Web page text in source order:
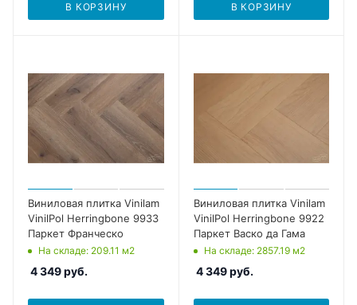
В КОРЗИНУ В КОРЗИНУ
Виниловая плитка Vinilam
VinilPol Herringbone 9933
Паркет Франческо
На складе: 209.11 м2
4 349руб.
Виниловая плитка Vinilam
VinilPol Herringbone 9922
Паркет Васко да Гама
На складе: 2857.19 м2
4 349руб.